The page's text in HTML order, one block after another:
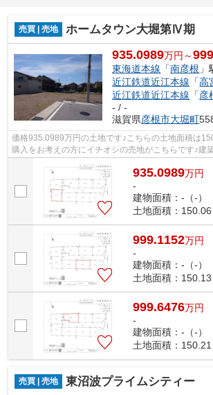
売買 | 売地 ホームタウン大堀第Ⅳ期
935.0989万円～
東海道本線 「南彦根
近江鉄道近江本線 「高
近江鉄道近江本線 「彦
- / -
滋賀県彦根市大堀町
価格935.0989万円の土地です♪こちらの土地面積は
購入をお考えの方にイチオシの売地がこちらです♪建
935.0989万円
-
建物面積：-（-）
土地面積：150.06
999.1152万円
-
建物面積：-（-）
土地面積：150.13
999.6476万円
-
建物面積：-（-）
土地面積：150.21
売買 | 売地 東沼波プライムシティー